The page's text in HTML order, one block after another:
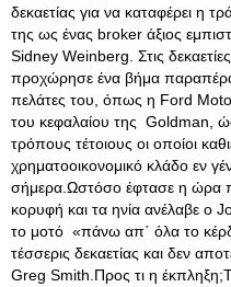
δεκαετίας για να καταφέρει η
της ως ένας broker άξιος
Sidney Weinberg. Στις
προχώρησε ένα βήμα
πελάτες του, όπως η Ford
του κεφαλαίου της Goldman,
τρόπους τέτοιους οι οποίοι
χρηματοοικονομικό κλάδο εν
σήμερα.Ωστόσο έφτασε η ώρα
κορυφή και τα ηνία ανέλαβε ο
το μοτό «πάνω απ΄ όλα το
τέσσερις δεκαετίας και δεν
Greg Smith.Προς τι η